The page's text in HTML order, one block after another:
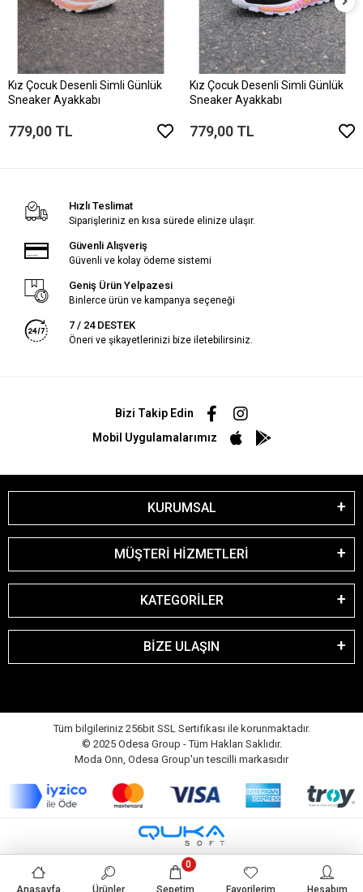
Kız Çocuk Desenli Simli Günlük
Sneaker Ayakkabı
779,00 TL
Kız Çocuk Desenli Simli Günlük
Sneaker Ayakkabı
779,00 TL
Hızlı Teslimat
Siparişleriniz en kısa sürede elinize ulaşır.
Güvenli Alışveriş
Güvenli ve kolay ödeme sistemi
Geniş Ürün Yelpazesi
Binlerce ürün ve kampanya seçeneği
7 / 24 DESTEK
Öneri ve şikayetlerinizi bize iletebilirsiniz.
Bizi Takip Edin
Mobil Uygulamalarımız
KURUMSAL
MÜŞTERİ HİZMETLERİ
KATEGORİLER
BİZE ULAŞIN
Tüm bilgileriniz 256bit SSL Sertifikası ile korunmaktadır.
© 2025 Odesa Group - Tüm Hakları Saklıdır.
Moda Onn, Odesa Group'un tescilli markasıdır
Anasayfa Ürünler Sepetim
0
Favorilerim Hesabım